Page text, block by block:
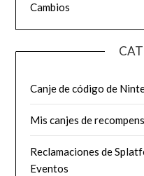
Cambios
Canje de código de
Mis canjes de
Reclamaciones de
Eventos